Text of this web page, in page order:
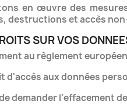
en œuvre des
destructions et accès
SUR VOS
au règlement
d'accès aux données
de demander l'effacement